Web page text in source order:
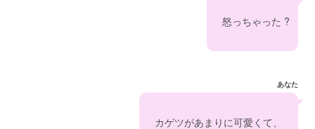
怒っちゃった ?
あなた
カゲツがあまりに可愛くて、